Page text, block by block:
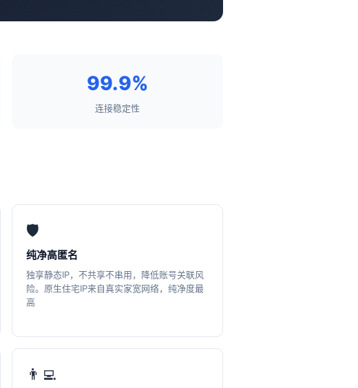
99.9%
连接稳定性
🛡️
纯净高匿名
独享静态IP，不共享不串用，降低账号关联风
险。原生住宅IP来自真实家宽网络，纯净度最
高
👨‍💻